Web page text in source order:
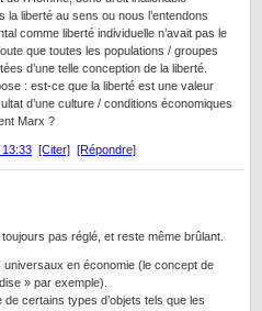
liberté au sens ou nous l’entendons
comme liberté individuelle n’avait pas le
que toutes les populations / groupes
d’une telle conception de la liberté.
: est-ce que la liberté est une valeur
d’une culture / conditions économiques
Marx ?
[Citer] [Répondre]
pas réglé, et reste même brûlant.
universaux en économie (le concept de
» par exemple).
de certains types d’objets tels que les